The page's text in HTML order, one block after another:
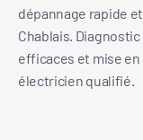
dépannage rapide
Chablais.
efficaces et mise
électricien qualifié.